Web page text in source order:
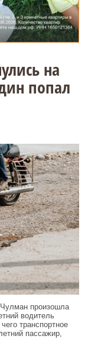
на
попал
произошла
водитель
транспортное
пассажир,